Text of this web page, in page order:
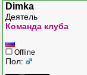
Dimka
Деятель
Команда клуба
Offline
Пол: